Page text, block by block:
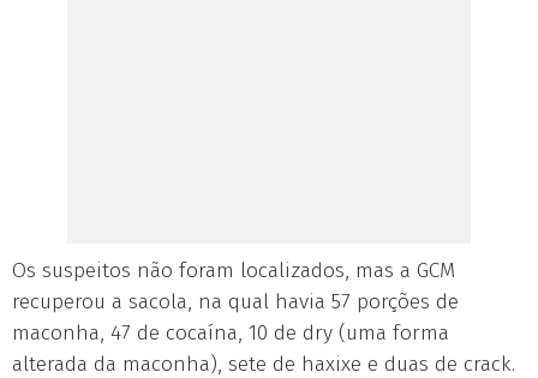
Os suspeitos não foram localizados, mas a GCM
recuperou a sacola, na qual havia 57 porções de
maconha, 47 de cocaína, 10 de dry (uma forma
alterada da maconha), sete de haxixe e duas de crack.